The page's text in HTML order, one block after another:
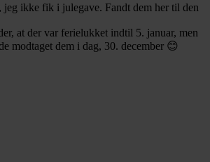
jeg ikke fik i julegave. Fandt dem her til den
at der var ferielukket indtil 5. januar, men
modtaget dem i dag, 30. december 😊